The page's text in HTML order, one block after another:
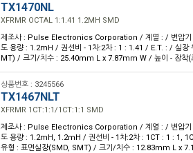
TX1470NL
XFRMR OCTAL 1:1.41 1.2MH SMD
제조사 : Pulse Electronics Corporation / 계열 : / 변압기
도 용량 : 1.2mH / 권선비 - 1차:2차 : 1 : 1.41 / E.T. : / 실장
MT) / 크기/치수 : 25.40mm L x 7.87mm W / 높이 - 장착
상품번호 : 3245566
TX1467NLT
XFRMR 1CT:1:1/1CT:1:1 SMD
제조사 : Pulse Electronics Corporation / 계열 : / 변압기
도 용량 : 1.2mH, 1.2mH / 권선비 - 1차:2차 : 1CT : 1 : 1,
유형 : 표면실장(SMD, SMT) / 크기/치수 : 12.83mm L x